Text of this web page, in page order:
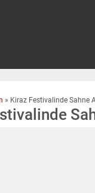
» Kiraz Festivalinde Sahne